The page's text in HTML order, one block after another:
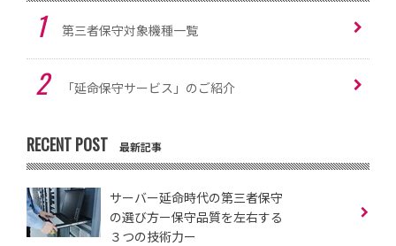
第三者保守対象機種一覧
「延命保守サービス」のご紹介
RECENT POST 最新記事
サーバー延命時代の第三者保守
の選び方ー保守品質を左右する
３つの技術力ー